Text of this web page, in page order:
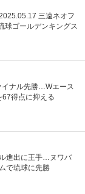
三遠ネオフ
球ゴールデンキングス
イナル先勝…Wエース
67得点に抑える
進出に王手…ヌワバ
で琉球に先勝